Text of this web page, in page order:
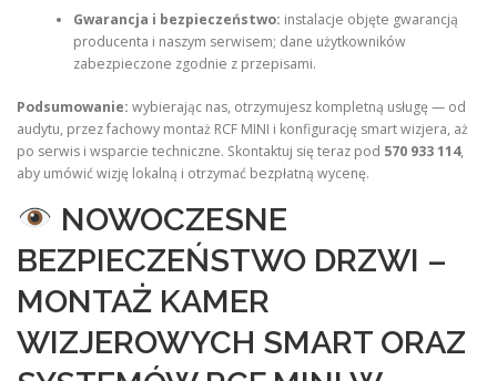
Gwarancja i bezpieczeństwo: instalacje objęte gwarancją
producenta i naszym serwisem; dane użytkowników
zabezpieczone zgodnie z przepisami.
Podsumowanie: wybierając nas, otrzymujesz kompletną usługę — od
audytu, przez fachowy montaż RCF MINI i konfigurację smart wizjera, aż
po serwis i wsparcie techniczne. Skontaktuj się teraz pod 570 933 114,
aby umówić wizję lokalną i otrzymać bezpłatną wycenę.
NOWOCZESNE
BEZPIECZEŃSTWO DRZWI –
MONTAŻ KAMER
WIZJEROWYCH SMART ORAZ